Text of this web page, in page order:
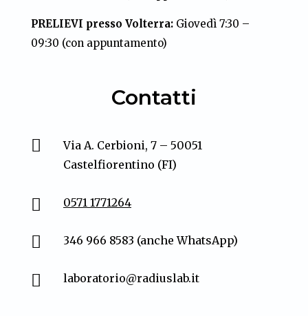
PRELIEVI presso Volterra:Giovedì 7:30 –
09:30 (con appuntamento)
Contatti

Via A. Cerbioni, 7 – 50051
Castelfiorentino (FI)
 0571 1771264
 346 966 8583 (anche WhatsApp)
 laboratorio@radiuslab.it